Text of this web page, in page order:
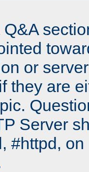
or
they are
Server
#httpd,